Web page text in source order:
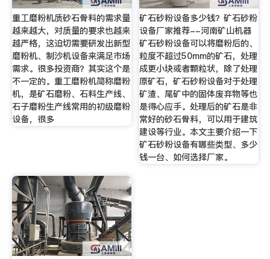
重工磨粉机质砂石骨料的需求量
越来越大，对质量的要求也越来
越严格，这迫切需要研发出新型
磨粉机、制沙机设备来满足市场
需求。很多投资商？其实这个是
不一定的。重工磨粉机简称磨粉
机，是矿石磨粉、石料生产线、
石子磨粉生产线常用的初级磨粉
设备，很多
矿石砂粉设备多少钱？矿石砂粉
设备厂家推荐--河南矿山机器
矿石砂粉设备可以将磨粉后的、
粒度不超过50mm的矿石，处理
成更小块或者颗粒状，除了处理
原矿石，矿石砂粉设备对于处理
矿渣、尾矿中的固体废弃物等也
是得心应手。处理后的矿石是非
常好的砂石骨料，可以用于建筑
建设等行业。本文主要介绍一下
矿石砂粉设备有哪些类型、多少
钱一台、如何选择厂家。